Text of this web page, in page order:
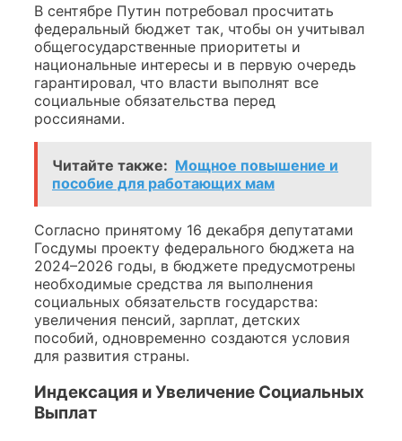
В сентябре Путин потребовал просчитать
федеральный бюджет так, чтобы он учитывал
общегосударственные приоритеты и
национальные интересы и в первую очередь
гарантировал, что власти выполнят все
социальные обязательства перед
россиянами.
Читайте также: Мощное повышение и
пособие для работающих мам
Согласно принятому 16 декабря депутатами
Госдумы проекту федерального бюджета на
2024–2026 годы, в бюджете предусмотрены
необходимые средства ля выполнения
социальных обязательств государства:
увеличения пенсий, зарплат, детских
пособий, одновременно создаются условия
для развития страны.
Индексация и Увеличение Социальных
Выплат